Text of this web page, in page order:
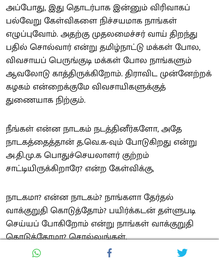
அப்போது, இது தொடர்பாக இன்னும் விரிவாகப்
பல்வேறு கேள்விகளை நிச்சயமாக நாங்கள்
எழுப்புவோம். அதற்கு முதலமைச்சர் வாய் திறந்து
பதில் சொல்வார் என்று தமிழ்நாட்டு மக்கள் போல,
விவசாயப் பெருங்குடி மக்கள் போல நாங்களும்
ஆவலோடு காத்திருக்கிறோம். திராவிட முன்னேற்றக்
கழகம் என்றைக்குமே விவசாயிகளுக்குத்
துணையாக நிற்கும்.
நீங்கள் என்ன நாடகம் நடத்தினீர்களோ, அதே
நாடகத்தைத்தான் த.வெ.க-வும் போடுகிறது என்று
அ.தி.மு.க பொதுச்செயலாளர் குற்றம்
சாட்டியிருக்கிறாரே? என்ற கேள்விக்கு,
நாடகமா? என்ன நாடகம்? நாங்களா தேர்தல்
வாக்குறுதி கொடுத்தோம்? பயிர்க்கடன் தள்ளுபடி
செய்யப் போகிறோம் என்று நாங்கள் வாக்குறுதி
கொடுத்தோமா? சொல்லுங்கள்.